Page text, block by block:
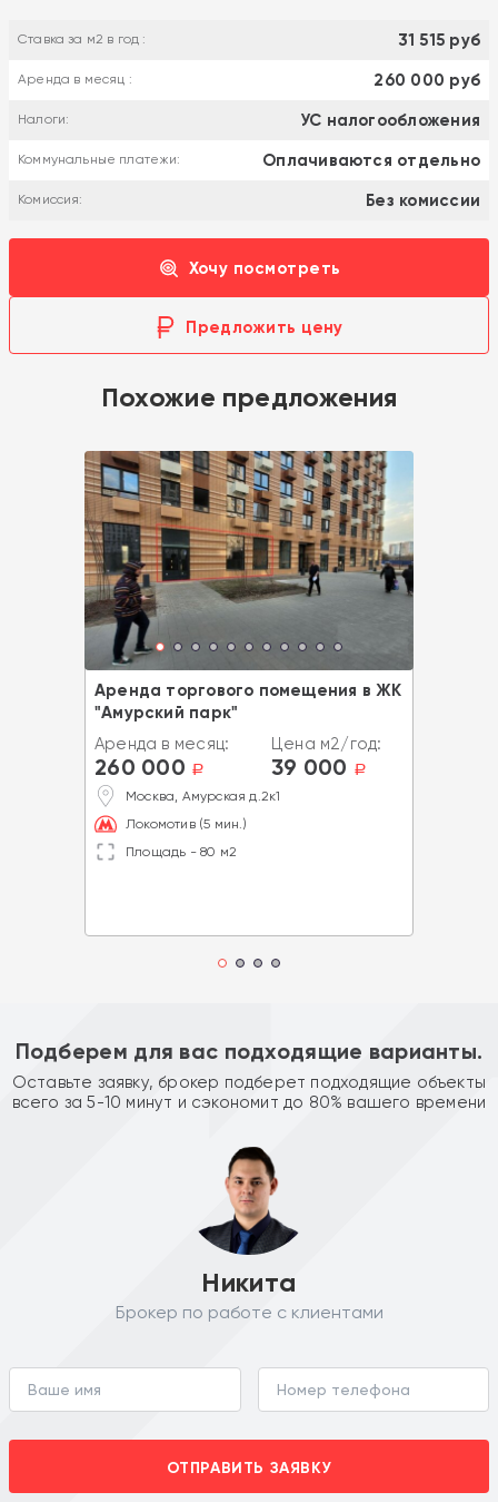
Ставка за м2 в год : 31 515 руб
Аренда в месяц : 260 000 руб
Налоги: УС налогообложения
Коммунальные платежи: Оплачиваются отдельно
Комиссия: Без комиссии
Хочу посмотреть
Предложить цену
Похожие предложения
Аренда торгового помещения в ЖК
"Амурский парк"
Аренда в месяц:
260 000 a
Цена м2/год:
39 000 a
Москва, Амурская д.2к1
Локомотив (5 мин.)
Площадь - 80 м2
Подберем для вас подходящие варианты.
Оставьте заявку, брокер подберет подходящие объекты
всего за 5-10 минут и сэкономит до 80% вашего времени
Никита
Брокер по работе с клиентами
ОТПРАВИТЬ ЗАЯВКУ